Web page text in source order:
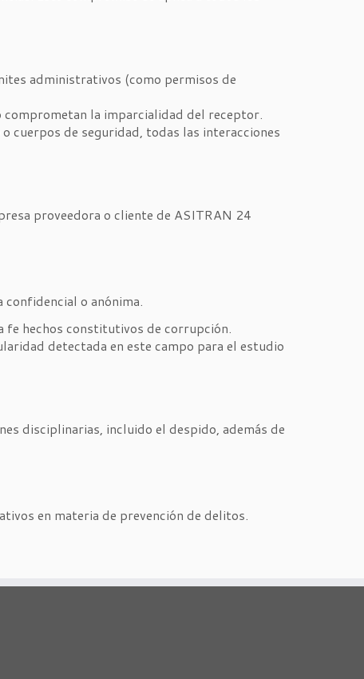
administrativos (como permisos de
la imparcialidad del receptor.
cuerpos de seguridad, todas las interacciones
proveedora o cliente de ASITRAN 24
o anónima.
fe hechos constitutivos de corrupción.
detectada en este campo para el estudio
disciplinarias, incluido el despido, además de
en materia de prevención de delitos.